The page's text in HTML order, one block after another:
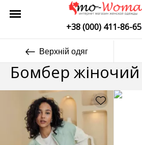
+38 (000) 411-86-65
Верхній одяг
Бомбер жіночий